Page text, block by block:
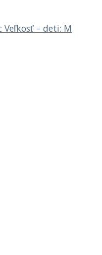
Veľkosť – deti: M